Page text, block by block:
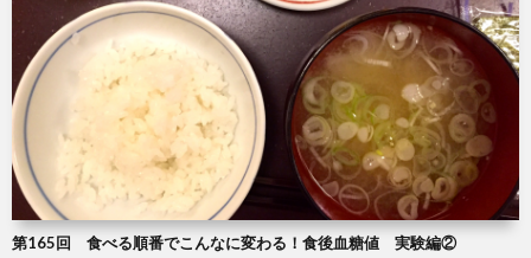
第165回 食べる順番でこんなに変わる！食後血糖値 実験編②